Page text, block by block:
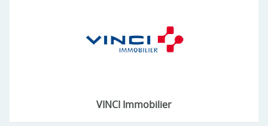
VINCI Immobilier